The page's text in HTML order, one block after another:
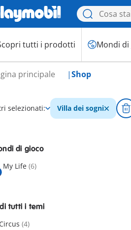
tutti i prodotti Mondi di
principale Shop
selezionati: Villa dei sogni
di gioco
My Life (6)
tutti i temi
Circus (4)